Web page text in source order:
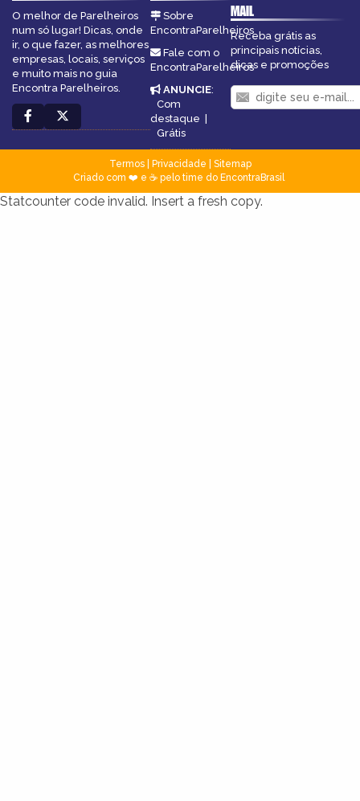
O melhor de Parelheiros
num só lugar! Dicas, onde
ir, o que fazer, as melhores
empresas, locais, serviços
e muito mais no guia
Encontra Parelheiros.
Sobre
EncontraParelheiros
Fale com o
EncontraParelheiros
ANUNCIE:
Com
destaque
Grátis
MAIL
Receba grátis as
principais notícias,
dicas e promoções
Termos| Privacidade
Sitemap
Criado com ❤️ e ☕ pelo time do EncontraBrasil
Statcounter code invalid. Insert a fresh copy.